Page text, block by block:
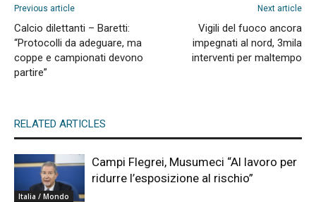
Previous article
Calcio dilettanti – Baretti:
“Protocolli da adeguare, ma
coppe e campionati devono
partire”
Next article
Vigili del fuoco ancora
impegnati al nord, 3mila
interventi per maltempo
RELATED ARTICLES
Italia / Mondo
Campi Flegrei, Musumeci “Al lavoro per
ridurre l’esposizione al rischio”